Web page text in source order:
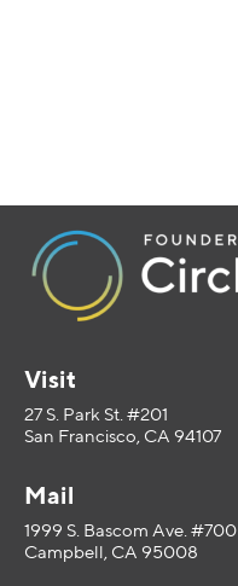
Visit
27 S. Park St. #201
San Francisco, CA 94107
Mail
1999 S. Bascom Ave. #700
Campbell, CA 95008